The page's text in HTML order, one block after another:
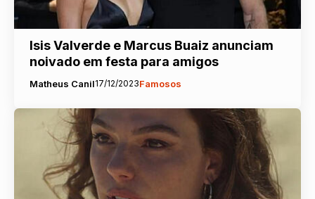
Isis Valverde e Marcus Buaiz anunciam
noivado em festa para amigos
Matheus Canil17/12/2023Famosos